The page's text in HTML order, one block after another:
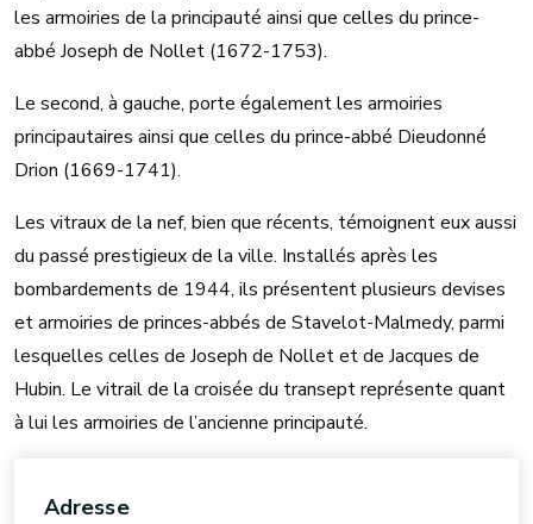
les armoiries de la principauté ainsi que celles du prince-
abbé Joseph de Nollet (1672-1753).
Le second, à gauche, porte également les armoiries
principautaires ainsi que celles du prince-abbé Dieudonné
Drion (1669-1741).
Les vitraux de la nef, bien que récents, témoignent eux aussi
du passé prestigieux de la ville. Installés après les
bombardements de 1944, ils présentent plusieurs devises
et armoiries de princes-abbés de Stavelot-Malmedy, parmi
lesquelles celles de Joseph de Nollet et de Jacques de
Hubin. Le vitrail de la croisée du transept représente quant
à lui les armoiries de l’ancienne principauté.
Adresse